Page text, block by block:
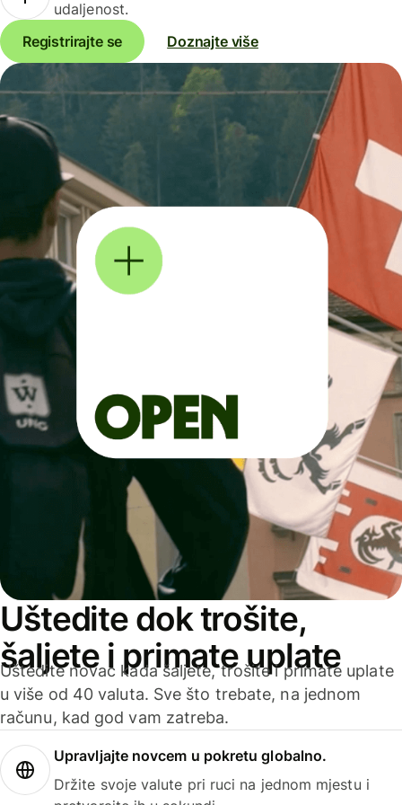
udaljenost.
Registrirajte se
Doznajte više
Uštedite dok trošite,
šaljete i primate uplate
Uštedite novac kada šaljete, trošite i primate uplate
u više od 40 valuta. Sve što trebate, na jednom
računu, kad god vam zatreba.
Upravljajte novcem u pokretu globalno.
Držite svoje valute pri ruci na jednom mjestu i